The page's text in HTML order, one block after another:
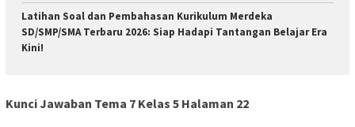
Latihan Soal dan Pembahasan Kurikulum Merdeka
SD/SMP/SMA Terbaru 2026: Siap Hadapi Tantangan Belajar Era
Kini!
Kunci Jawaban Tema 7 Kelas 5 Halaman 22